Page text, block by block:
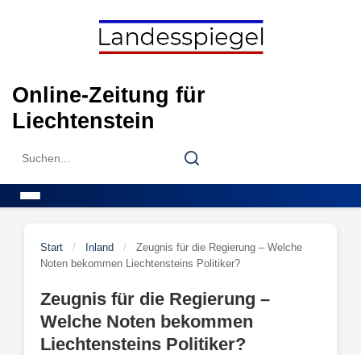
Online-Zeitung für
Liechtenstein
Search
Search
Start / Inland /
Zeugnis für die Regierung – Welche
Noten bekommen Liechtensteins Politiker?
Zeugnis für die Regierung –
Welche Noten bekommen
Liechtensteins Politiker?